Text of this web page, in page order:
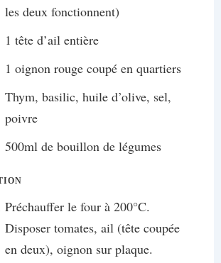
les deux fonctionnent)
1 tête d’ail entière
1 oignon rouge coupé en quartiers
Thym, basilic, huile d’olive, sel,
poivre
500ml de bouillon de légumes
Préchauffer le four à 200°C.
Disposer tomates, ail (tête coupée
en deux), oignon sur plaque.